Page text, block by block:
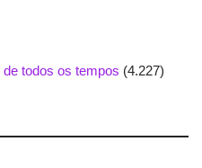
todos os tempos (4.227)